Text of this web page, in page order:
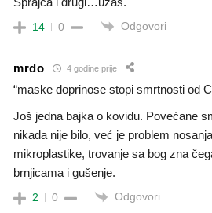
14 0 Odgovori
mrdo 4 godine prije
“maske doprinose stopi smrtnosti od
Još jedna bajka o kovidu. Povećane
nikada nije bilo, već je problem
mikroplastike, trovanje sa bog zna
brnjicama i gušenje.
2 0 Odgovori